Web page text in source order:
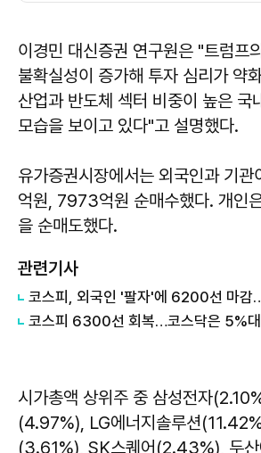
이경민 대신증권 연구원은 "트럼프
불확실성이 증가해 투자 심리가 약
산업과 반도체 섹터 비중이 높은 국
모습을 보이고 있다"고 설명했다.
유가증권시장에서는 외국인과 기
억원, 7973억원 순매수했다. 개인
을 순매도했다.
관련기사
코스피, 외국인 '팔자'에 6200선 마감
코스피 6300선 회복…코스닥은 5%
시가총액 상위주 중 삼성전자
(4.97%), LG에너지솔루션
(3.61%), SK스퀘어(2.43%), 두산